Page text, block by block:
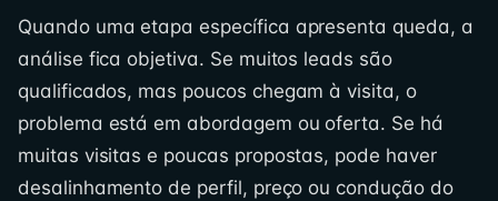
Quando uma etapa específica apresenta queda, a
análise fica objetiva. Se muitos leads são
qualificados, mas poucos chegam à visita, o
problema está em abordagem ou oferta. Se há
muitas visitas e poucas propostas, pode haver
desalinhamento de perfil, preço ou condução do